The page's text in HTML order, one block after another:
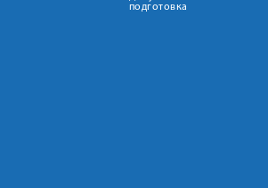
подготовка